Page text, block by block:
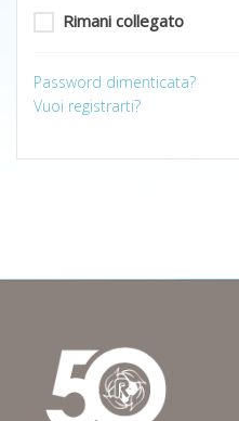
Rimani collegato
Password dimenticata?
Vuoi registrarti?